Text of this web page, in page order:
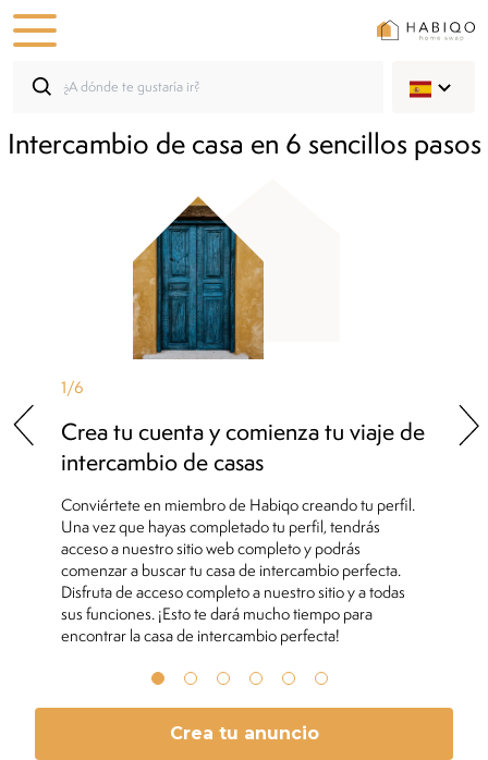
Intercambio de casa en 6 sencillos pasos
1/6
Crea tu cuenta y comienza tu viaje de
intercambio de casas
Conviértete en miembro de Habiqo creando tu perfil.
Una vez que hayas completado tu perfil, tendrás
acceso a nuestro sitio web completo y podrás
comenzar a buscar tu casa de intercambio perfecta.
Disfruta de acceso completo a nuestro sitio y a todas
sus funciones. ¡Esto te dará mucho tiempo para
encontrar la casa de intercambio perfecta!
Crea tu anuncio